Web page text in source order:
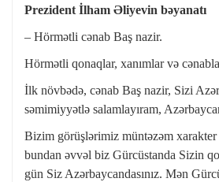
Prezident İlham Əliyevin bəyanatı
– Hörmətli cənab Baş nazir.
Hörmətli qonaqlar, xanımlar və
İlk növbədə, cənab Baş nazir, Sizi
səmimiyyətlə salamlayıram,
Bizim görüşlərimiz müntəzəm xarakter
bundan əvvəl biz Gürcüstanda Sizin
gün Siz Azərbaycandasınız. Mən